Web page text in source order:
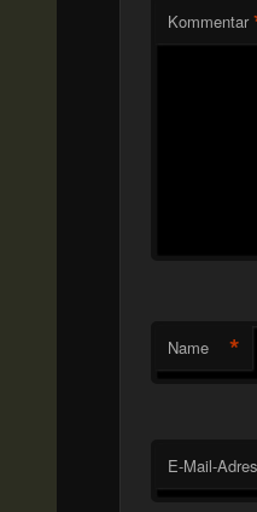
Kommentar
Name *
E-Mail-